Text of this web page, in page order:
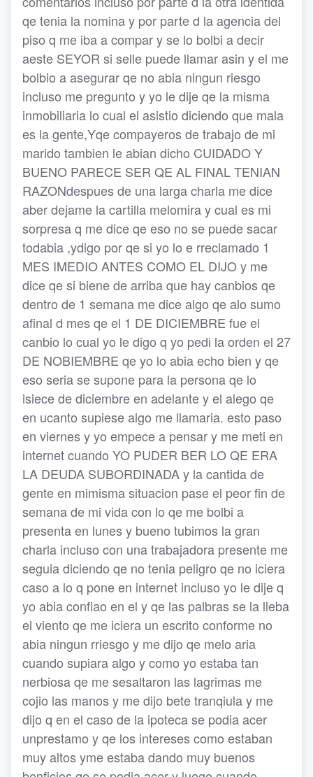
qe tenia la nomina y por parte d la agencia del
piso q me iba a compar y se lo bolbi a decir
aeste SEYOR si selle puede llamar asin y el me
bolbio a asegurar qe no abia ningun riesgo
incluso me pregunto y yo le dije qe la misma
inmobiliaria lo cual el asistio diciendo que mala
es la gente,Yqe compayeros de trabajo de mi
marido tambien le abian dicho CUIDADO Y
BUENO PARECE SER QE AL FINAL TENIAN
RAZONdespues de una larga charla me dice
aber dejame la cartilla melomira y cual es mi
sorpresa q me dice qe eso no se puede sacar
todabia ,ydigo por qe si yo lo e rreclamado 1
MES IMEDIO ANTES COMO EL DIJO y me
dice qe si biene de arriba que hay canbios qe
dentro de 1 semana me dice algo qe alo sumo
afinal d mes qe el 1 DE DICIEMBRE fue el
canbio lo cual yo le digo q yo pedi la orden el 27
DE NOBIEMBRE qe yo lo abia echo bien y qe
eso seria se supone para la persona qe lo
isiece de diciembre en adelante y el alego qe
en ucanto supiese algo me llamaria. esto paso
en viernes y yo empece a pensar y me meti en
internet cuando YO PUDER BER LO QE ERA
LA DEUDA SUBORDINADA y la cantida de
gente en mimisma situacion pase el peor fin de
semana de mi vida con lo qe me bolbi a
presenta en lunes y bueno tubimos la gran
charla incluso con una trabajadora presente me
seguia diciendo qe no tenia peligro qe no iciera
caso a lo q pone en internet incluso yo le dije q
yo abia confiao en el y qe las palbras se la lleba
el viento qe me iciera un escrito conforme no
abia ningun rriesgo y me dijo qe melo aria
cuando supiara algo y como yo estaba tan
nerbiosa qe me sesaltaron las lagrimas me
cojio las manos y me dijo bete tranqiula y me
dijo q en el caso de la ipoteca se podia acer
unprestamo y qe los intereses como estaban
muy altos yme estaba dando muy buenos